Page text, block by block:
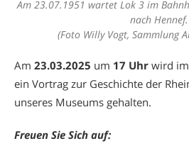
Am 23.07.1951 wartet Lok 3 im
nach Hennef.
(Foto Willy Vogt, Sammlung
Am 23.03.2025 um 17 Uhr wird
ein Vortrag zur Geschichte der
unseres Museums gehalten.
Freuen Sie Sich auf: